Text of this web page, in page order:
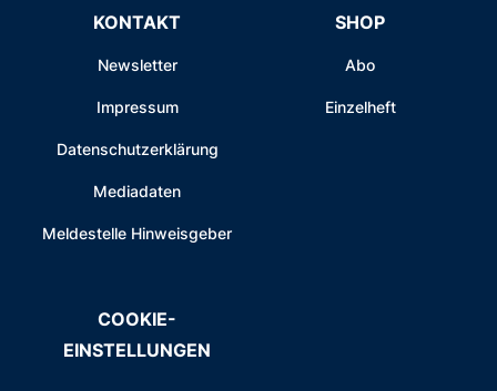
KONTAKT
Newsletter
Impressum
Datenschutzerklärung
Mediadaten
Meldestelle Hinweisgeber
SHOP
Abo
Einzelheft
COOKIE-
EINSTELLUNGEN